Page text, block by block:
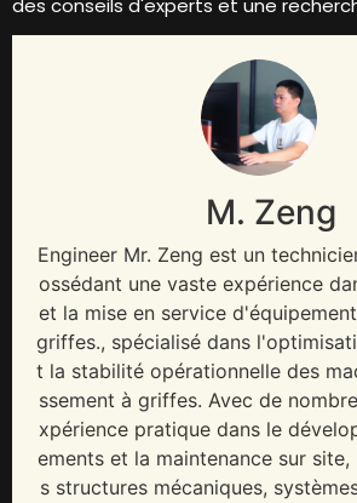
des conseils d'experts et une
M. Zeng
Engineer Mr. Zeng est un
ossédant une vaste expérience
et la mise en service
griffes., spécialisé dans
t la stabilité opérationnelle des
ssement à griffes. Avec de
xpérience pratique dans le
ements et la maintenance sur
s structures mécaniques,